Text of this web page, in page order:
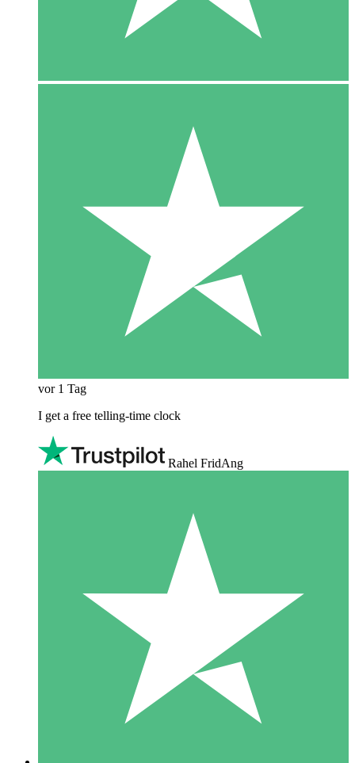
vor 1 Tag
I get a free telling-time clock
Rahel FridAng